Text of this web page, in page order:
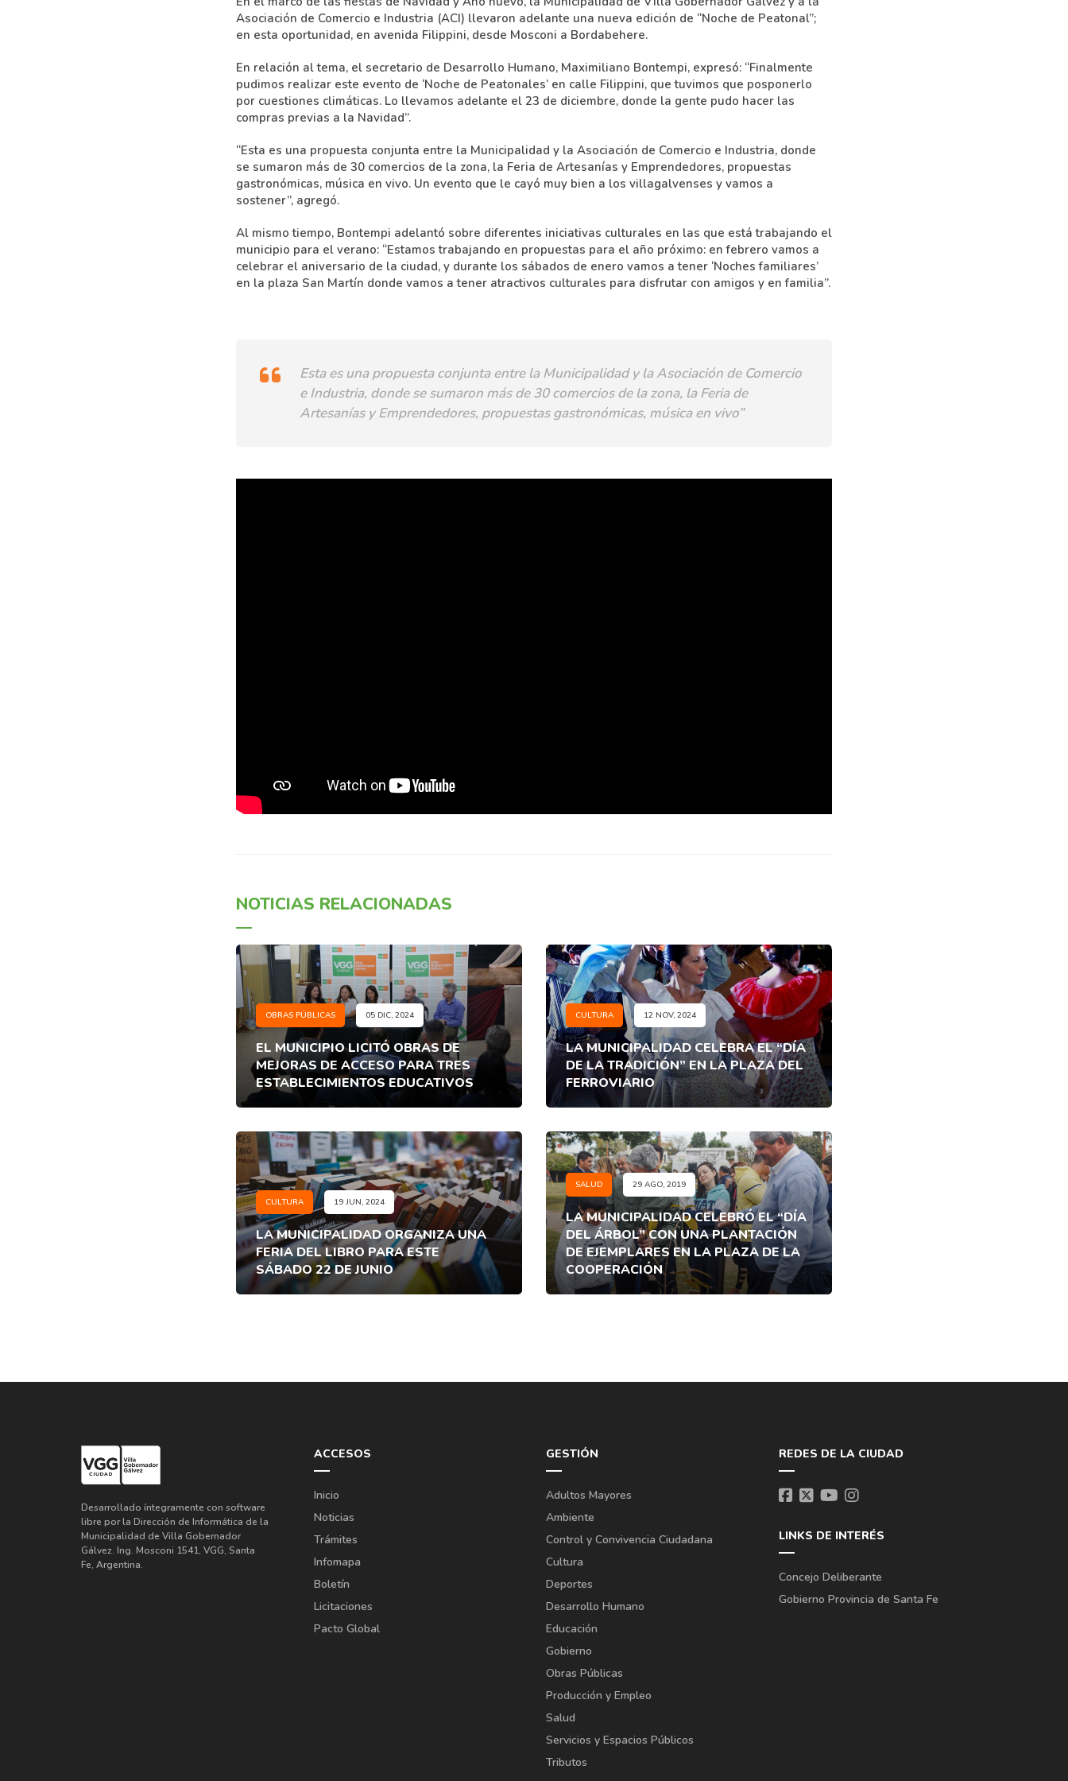
Asociación de Comercio e Industria (ACI) llevaron adelante una nueva edición de “Noche de Peatonal”;
en esta oportunidad, en avenida Filippini, desde Mosconi a Bordabehere.
En relación al tema, el secretario de Desarrollo Humano, Maximiliano Bontempi, expresó: “Finalmente
pudimos realizar este evento de ‘Noche de Peatonales’ en calle Filippini, que tuvimos que posponerlo
por cuestiones climáticas. Lo llevamos adelante el 23 de diciembre, donde la gente pudo hacer las
compras previas a la Navidad”.
“Esta es una propuesta conjunta entre la Municipalidad y la Asociación de Comercio e Industria, donde
se sumaron más de 30 comercios de la zona, la Feria de Artesanías y Emprendedores, propuestas
gastronómicas, música en vivo. Un evento que le cayó muy bien a los villagalvenses y vamos a
sostener”, agregó.
Al mismo tiempo, Bontempi adelantó sobre diferentes iniciativas culturales en las que está trabajando el
municipio para el verano: “Estamos trabajando en propuestas para el año próximo: en febrero vamos a
celebrar el aniversario de la ciudad, y durante los sábados de enero vamos a tener ‘Noches familiares’
en la plaza San Martín donde vamos a tener atractivos culturales para disfrutar con amigos y en familia”.
Esta es una propuesta conjunta entre la Municipalidad y la Asociación de Comercio
e Industria, donde se sumaron más de 30 comercios de la zona, la Feria de
Artesanías y Emprendedores, propuestas gastronómicas, música en vivo”
NOTICIAS RELACIONADAS
OBRAS PÚBLICAS 05 DIC, 2024
EL MUNICIPIO LICITÓ OBRAS DE
MEJORAS DE ACCESO PARA TRES
ESTABLECIMIENTOS EDUCATIVOS
CULTURA 12 NOV, 2024
LA MUNICIPALIDAD CELEBRA EL “DÍA
DE LA TRADICIÓN” EN LA PLAZA DEL
FERROVIARIO
CULTURA 19 JUN, 2024
LA MUNICIPALIDAD ORGANIZA UNA
FERIA DEL LIBRO PARA ESTE
SÁBADO 22 DE JUNIO
SALUD 29 AGO, 2019
LA MUNICIPALIDAD CELEBRÓ EL “DÍA
DEL ÁRBOL” CON UNA PLANTACIÓN
DE EJEMPLARES EN LA PLAZA DE LA
COOPERACIÓN
Desarrollado íntegramente con software
libre por la Dirección de Informática de la
Municipalidad de Villa Gobernador
Gálvez. Ing. Mosconi 1541, VGG, Santa
Fe, Argentina.
ACCESOS
Inicio
Noticias
Trámites
Infomapa
Boletín
Licitaciones
Pacto Global
GESTIÓN
Adultos Mayores
Ambiente
Control y Convivencia Ciudadana
Cultura
Deportes
Desarrollo Humano
Educación
Gobierno
Obras Públicas
Producción y Empleo
Salud
Servicios y Espacios Públicos
Tributos
REDES DE LA CIUDAD
LINKS DE INTERÉS
Concejo Deliberante
Gobierno Provincia de Santa Fe